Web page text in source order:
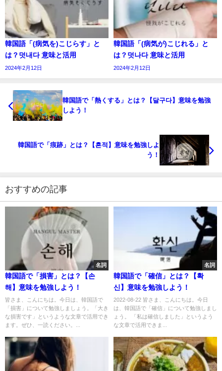
韓国語「(病気を)こじらす」と
は？덧내다 意味と活用
2024年2月12日
韓国語「(病気が)こじれる」と
は？덧나다 意味と活用
2024年2月12日
韓国語で「熱くする」とは？【달구다】意味を勉強
しよう！
韓国語で「痕跡」とは？【흔적】意味を勉強しよ
う！
おすすめの記事
名詞
韓国語で「損害」とは？【손
해】意味を勉強しよう！
皆さま、こんにちは。今日は、韓国語で
「損害」について勉強しましょう。「大き
な損害です」というような文章で活用でき
ます。ぜひ、一読ください。...
名詞
韓国語で「確信」とは？【확
신】意味を勉強しよう！
2022-08-22 皆さま、こんにちは。今日
は、韓国語で「確信」について勉強しまし
ょう。 「私は確信しました」というよう
な文章で活用できま...